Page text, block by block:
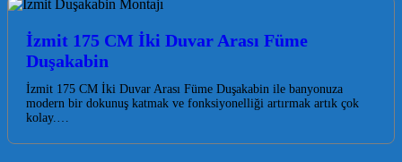
İzmit 175 CM İki Duvar Arası Füme
Duşakabin
İzmit 175 CM İki Duvar Arası Füme Duşakabin ile banyonuza
modern bir dokunuş katmak ve fonksiyonelliği artırmak artık çok
kolay.…